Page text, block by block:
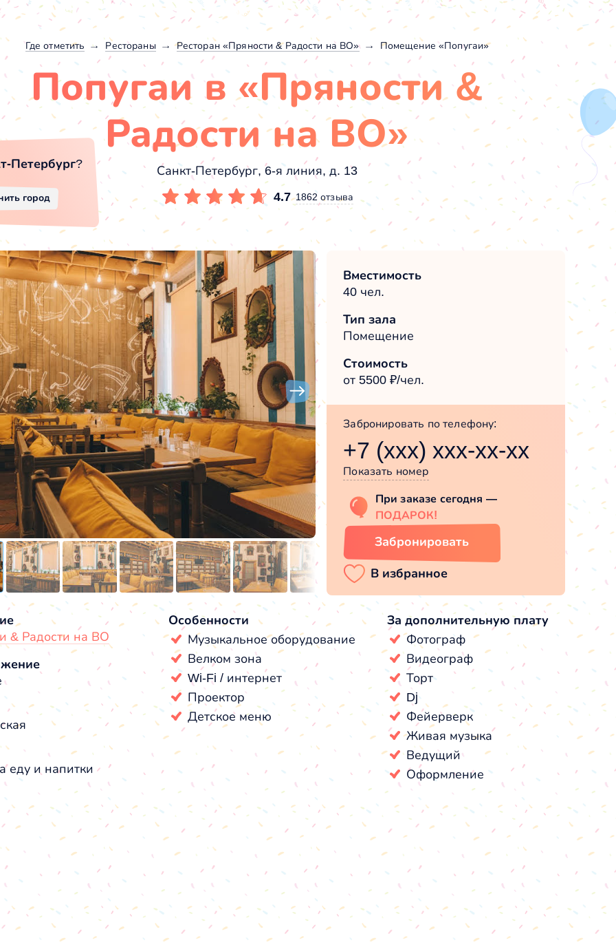
Где отметить Рестораны Ресторан «Пряности & Радости на ВО» Помещение «Попугаи»
Попугаи в «Пряности &
Радости на ВО»
Санкт-Петербург, 6-я линия, д. 13
4.7 1862 отзыва
Вместимость
40 чел.
Тип зала
Помещение
Стоимость
от 5500 ₽/чел.
Забронировать по телефону:
+7 (xxx) xxx-xx-xx
Показать номер
При заказе сегодня —
ПОДАРОК!
Забронировать
& Радости на ВО
еду и напитки
Особенности
Музыкальное оборудование
Велком зона
Wi-Fi / интернет
Проектор
Детское меню
За дополнительную плату
Фотограф
Видеограф
Торт
Dj
Фейерверк
Живая музыка
Ведущий
Оформление
Петербург?
город